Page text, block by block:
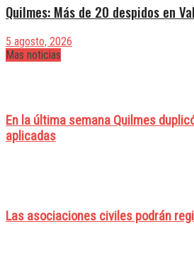
Quilmes: Más de 20 despidos en
5 agosto, 2026
Mas noticias
En la última semana Quilmes
aplicadas
Las asociaciones civiles podrán